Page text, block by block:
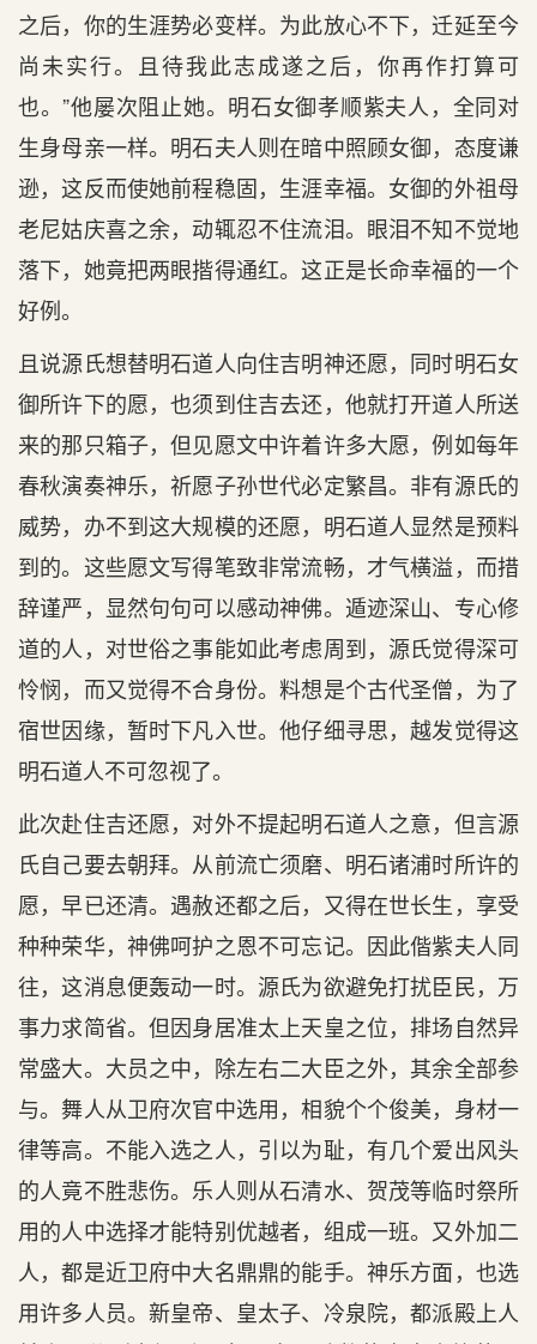
之后，你的生涯势必变样。为此放心不下，迁延至今
尚未实行。且待我此志成遂之后，你再作打算可
也。”他屡次阻止她。明石女御孝顺紫夫人，全同对
生身母亲一样。明石夫人则在暗中照顾女御，态度谦
逊，这反而使她前程稳固，生涯幸福。女御的外祖母
老尼姑庆喜之余，动辄忍不住流泪。眼泪不知不觉地
落下，她竟把两眼揩得通红。这正是长命幸福的一个
好例。
且说源氏想替明石道人向住吉明神还愿，同时明石女
御所许下的愿，也须到住吉去还，他就打开道人所送
来的那只箱子，但见愿文中许着许多大愿，例如每年
春秋演奏神乐，祈愿子孙世代必定繁昌。非有源氏的
威势，办不到这大规模的还愿，明石道人显然是预料
到的。这些愿文写得笔致非常流畅，才气横溢，而措
辞谨严，显然句句可以感动神佛。遁迹深山、专心修
道的人，对世俗之事能如此考虑周到，源氏觉得深可
怜悯，而又觉得不合身份。料想是个古代圣僧，为了
宿世因缘，暂时下凡入世。他仔细寻思，越发觉得这
明石道人不可忽视了。
此次赴住吉还愿，对外不提起明石道人之意，但言源
氏自己要去朝拜。从前流亡须磨、明石诸浦时所许的
愿，早已还清。遇赦还都之后，又得在世长生，享受
种种荣华，神佛呵护之恩不可忘记。因此偕紫夫人同
往，这消息便轰动一时。源氏为欲避免打扰臣民，万
事力求简省。但因身居准太上天皇之位，排场自然异
常盛大。大员之中，除左右二大臣之外，其余全部参
与。舞人从卫府次官中选用，相貌个个俊美，身材一
律等高。不能入选之人，引以为耻，有几个爱出风头
的人竟不胜悲伤。乐人则从石清水、贺茂等临时祭所
用的人中选择才能特别优越者，组成一班。又外加二
人，都是近卫府中大名鼎鼎的能手。神乐方面，也选
用许多人员。新皇帝、皇太子、冷泉院，都派殿上人